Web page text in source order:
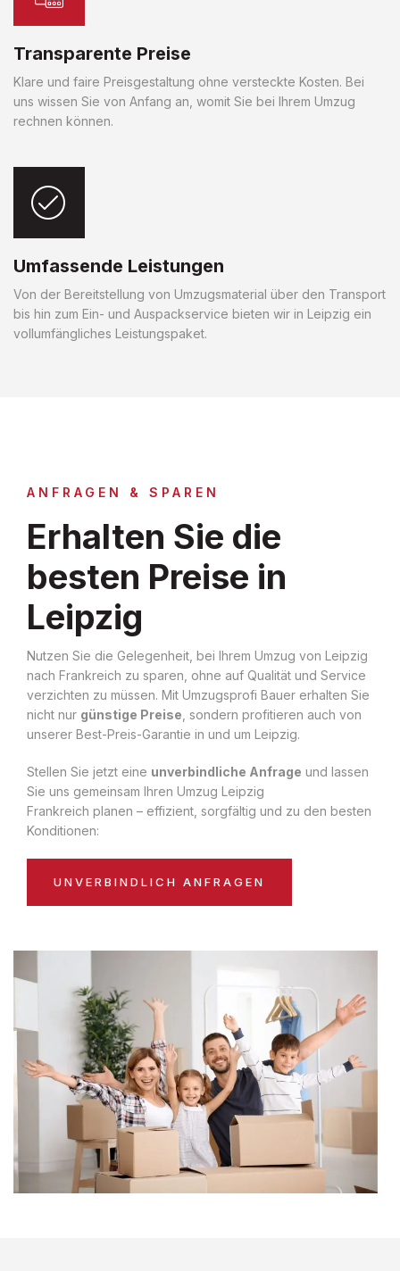
Transparente Preise
Klare und faire Preisgestaltung ohne versteckte Kosten. Bei
uns wissen Sie von Anfang an, womit Sie bei Ihrem Umzug
rechnen können.
Umfassende Leistungen
Von der Bereitstellung von Umzugsmaterial über den Transport
bis hin zum Ein- und Auspackservice bieten wir in Leipzig ein
vollumfängliches Leistungspaket.
ANFRAGEN & SPAREN
Erhalten Sie die
besten Preise in
Leipzig
Nutzen Sie die Gelegenheit, bei Ihrem Umzug von Leipzig
nach Frankreich zu sparen, ohne auf Qualität und Service
verzichten zu müssen. Mit Umzugsprofi Bauer erhalten Sie
nicht nur günstige Preise , sondern profitieren auch von
unserer Best-Preis-Garantie in und um Leipzig.
Stellen Sie jetzt eine unverbindliche Anfrage und lassen
Sie uns gemeinsam Ihren Umzug Leipzig
Frankreich planen – effizient, sorgfältig und zu den besten
Konditionen:
UNVERBINDLICH ANFRAGEN